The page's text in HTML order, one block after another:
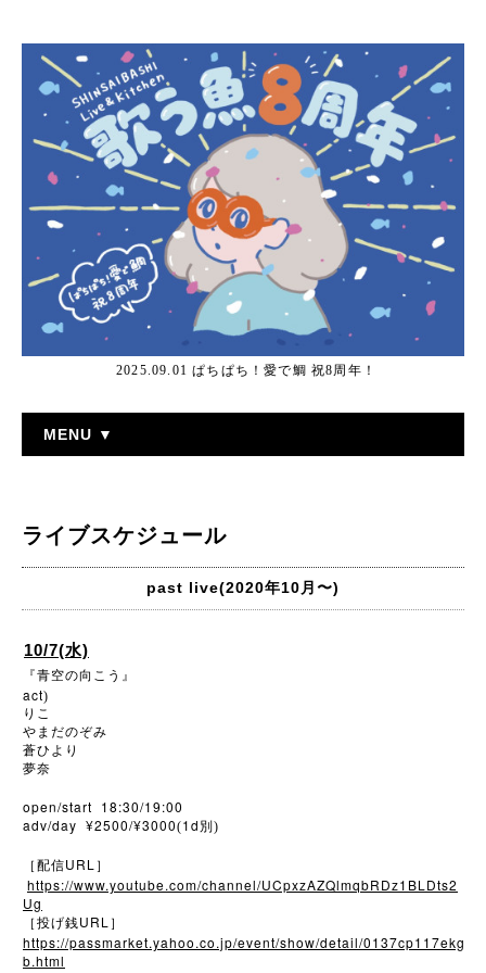
2025.09.01 ぱちぱち！愛で鯛 祝8周年！
MENU ▼
ライブスケジュール
past live(2020年10月〜)
10/7(水)
『青空の向こう』
act)
りこ
やまだのぞみ
蒼ひより
夢奈
open/start 18:30/19:00
adv/day ¥2500/¥3000(1d 別)
［配信URL ］
https://www.youtube.com/channel/UCpxzAZQlmqbRDz1BLDts2
Ug
［投げ銭URL ］
https://passmarket.yahoo.co.jp/event/show/detail/0137cp117ekg
b.html